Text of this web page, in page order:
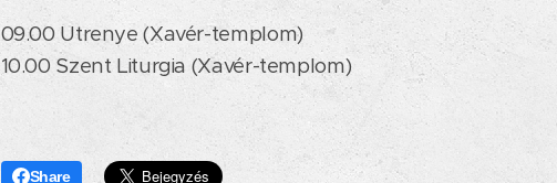
09.00 Utrenye (Xavér-templom)
10.00 Szent Liturgia (Xavér-templom)
Share